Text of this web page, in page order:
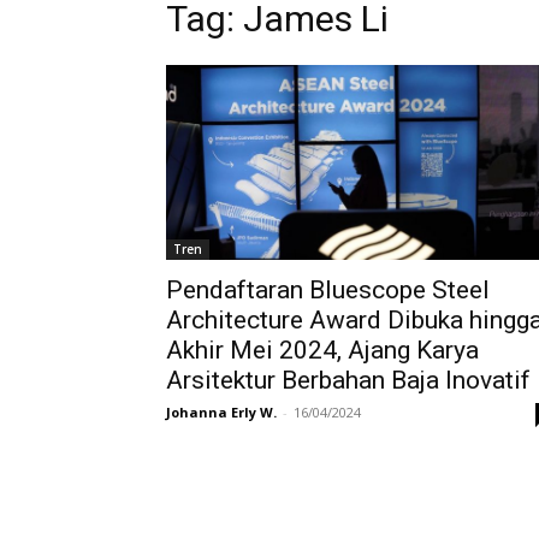
Tag: James Li
Tren
Pendaftaran Bluescope Steel
Architecture Award Dibuka
Akhir Mei 2024, Ajang Karya
Arsitektur Berbahan Baja Inovatif
Johanna Erly W. - 16/04/2024